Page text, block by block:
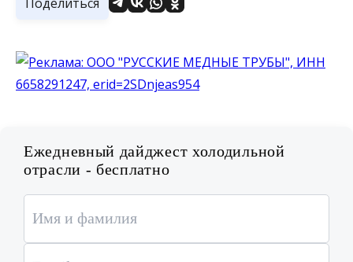
Ежедневный дайджест холодильной
отрасли - бесплатно